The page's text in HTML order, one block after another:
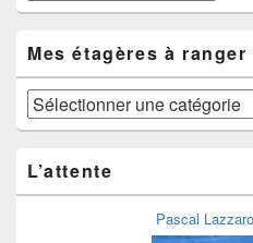
fil
temps
Mes étagères à ranger
Mes
étagères
ranger
L’attente
Pascal